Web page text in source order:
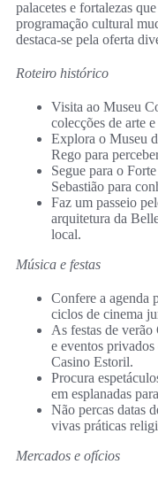
palacetes e fortalezas
programação cultural
destaca-se pela oferta
Roteiro histórico
Visita ao Museu
colecções de arte
Explora o Museu
Rego para
Segue para o
Sebastião para
Faz um passeio
arquitetura da
local.
Música e festas
Confere a agenda
ciclos de cinema
As festas de
e eventos
Casino Estoril.
Procura
em esplanadas
Não percas datas
vivas práticas
Mercados e ofícios